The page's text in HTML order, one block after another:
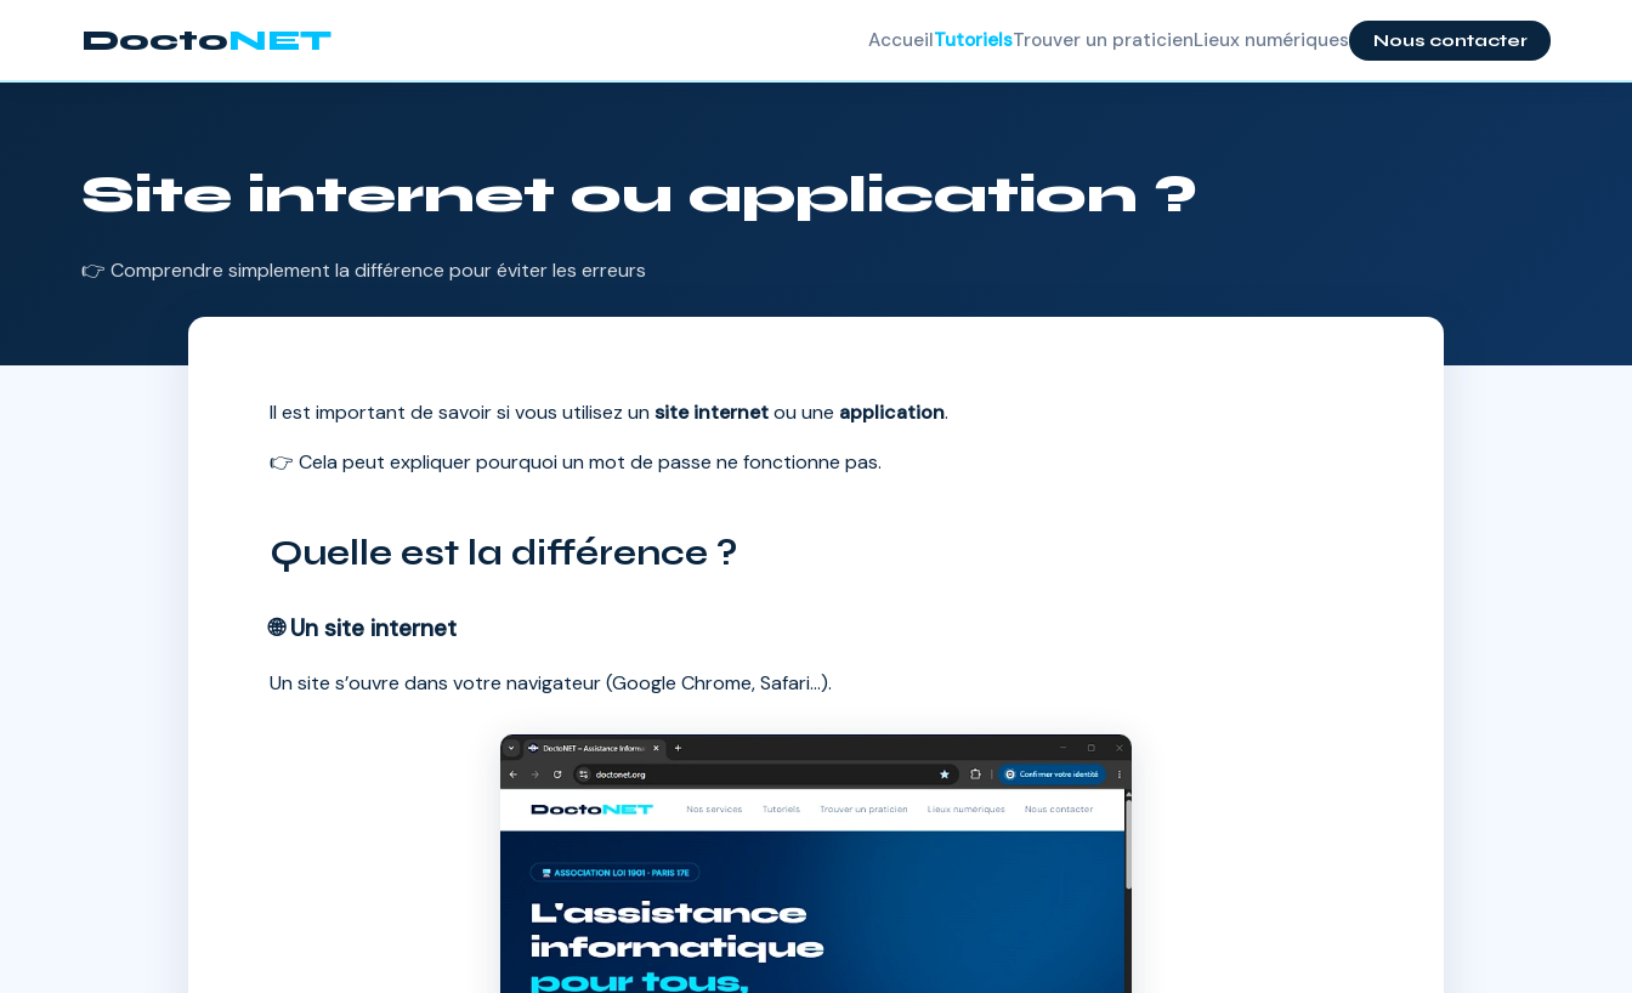
DoctoNET AccueilTutorielsTrouver un praticienLieux numériques Nous contacter
Site internet ou application ?
👉 Comprendre simplement la différence pour éviter les erreurs
Il est important de savoir si vous utilisez unsite internetou une application.
👉 Cela peut expliquer pourquoi un mot de passe ne fonctionne pas.
Quelle est la différence ?
🌐 Un site internet
Un site s’ouvre dans votre navigateur (Google Chrome, Safari…).